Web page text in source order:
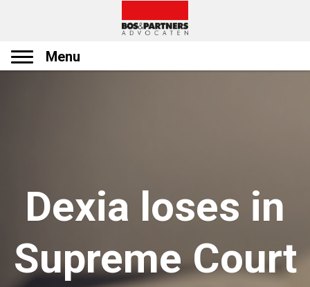
Menu
Dexia loses in
Supreme Court